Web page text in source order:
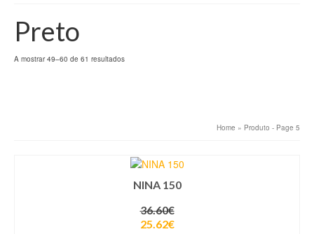
Preto
A mostrar 49–60 de 61 resultados
Home » Produto - Page 5
NINA 150
36.60€
25.62€